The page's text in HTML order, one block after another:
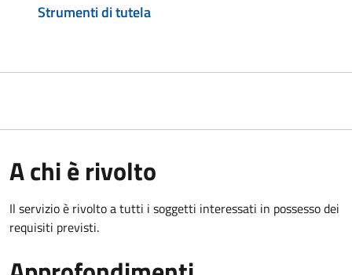
Strumenti di tutela
A chi è rivolto
Il servizio è rivolto a tutti i soggetti interessati in possesso dei
requisiti previsti.